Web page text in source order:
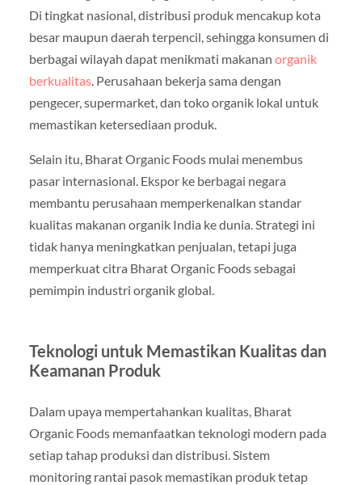
Di tingkat nasional, distribusi produk mencakup kota
besar maupun daerah terpencil, sehingga konsumen di
berbagai wilayah dapat menikmati makanan organik
berkualitas. Perusahaan bekerja sama dengan
pengecer, supermarket, dan toko organik lokal untuk
memastikan ketersediaan produk.
Selain itu, Bharat Organic Foods mulai menembus
pasar internasional. Ekspor ke berbagai negara
membantu perusahaan memperkenalkan standar
kualitas makanan organik India ke dunia. Strategi ini
tidak hanya meningkatkan penjualan, tetapi juga
memperkuat citra Bharat Organic Foods sebagai
pemimpin industri organik global.
Teknologi untuk Memastikan Kualitas dan
Keamanan Produk
Dalam upaya mempertahankan kualitas, Bharat
Organic Foods memanfaatkan teknologi modern pada
setiap tahap produksi dan distribusi. Sistem
monitoring rantai pasok memastikan produk tetap